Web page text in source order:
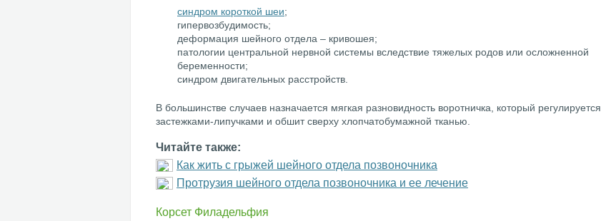
синдром короткой шеи;
гипервозбудимость;
деформация шейного отдела – кривошея;
патологии центральной нервной системы вследствие тяжелых родов или осложненной
беременности;
синдром двигательных расстройств.
В большинстве случаев назначается мягкая разновидность воротничка, который регулируется
застежками-липучками и обшит сверху хлопчатобумажной тканью.
Читайте также:
Как жить с грыжей шейного отдела позвоночника
Протрузия шейного отдела позвоночника и ее лечение
Корсет Филадельфия